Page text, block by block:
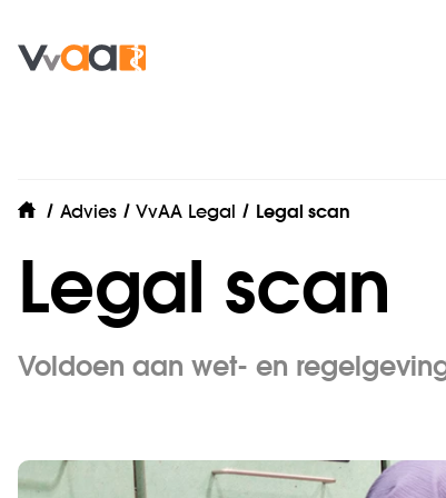
home
Advies VvAA Legal Legal scan
Legal scan
Voldoen aan wet- en